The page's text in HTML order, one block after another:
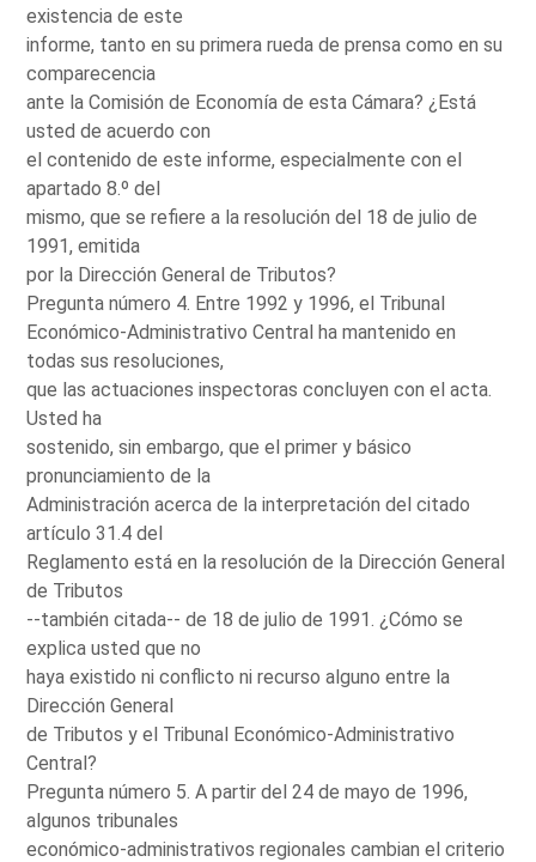
existencia de este
informe, tanto en su primera rueda de prensa como en su
comparecencia
ante la Comisión de Economía de esta Cámara? ¿Está
usted de acuerdo con
el contenido de este informe, especialmente con el
apartado 8.º del
mismo, que se refiere a la resolución del 18 de julio de
1991, emitida
por la Dirección General de Tributos?
Pregunta número 4. Entre 1992 y 1996, el Tribunal
Económico-Administrativo Central ha mantenido en
todas sus resoluciones,
que las actuaciones inspectoras concluyen con el acta.
Usted ha
sostenido, sin embargo, que el primer y básico
pronunciamiento de la
Administración acerca de la interpretación del citado
artículo 31.4 del
Reglamento está en la resolución de la Dirección General
de Tributos
--también citada-- de 18 de julio de 1991. ¿Cómo se
explica usted que no
haya existido ni conflicto ni recurso alguno entre la
Dirección General
de Tributos y el Tribunal Económico-Administrativo
Central?
Pregunta número 5. A partir del 24 de mayo de 1996,
algunos tribunales
económico-administrativos regionales cambian el criterio